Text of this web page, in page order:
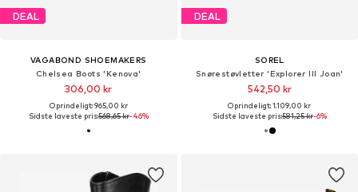
DEAL
VAGABOND SHOEMAKERS
Chelsea Boots 'Kenova'
306,00 kr
Oprindeligt: 965,00 kr
Sidste laveste pris:568,65 kr-46%
DEAL
SOREL
Snørestøvletter 'Explorer III Joan'
542,50 kr
Oprindeligt: 1.109,00 kr
Sidste laveste pris:581,25 kr-6%